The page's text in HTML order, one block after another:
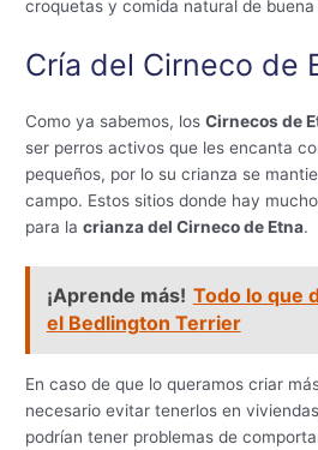
croquetas y comida natural de buena
Cría del Cirneco de
Como ya sabemos, losCirnecos de
ser perros activos que les encanta
pequeños, por lo su crianza se
campo. Estos sitios donde hay
para lacrianza del Cirneco de Etna.
¡Aprende más! Todo lo que
el Bedlington Terrier
En caso de que lo queramos criar
necesario evitar tenerlos en
podrían tener problemas de